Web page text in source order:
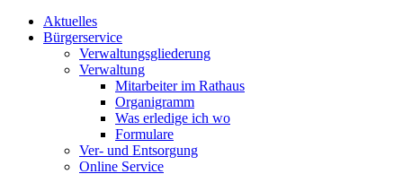
Aktuelles
Bürgerservice
Verwaltungsgliederung
Verwaltung
Mitarbeiter im Rathaus
Organigramm
Was erledige ich wo
Formulare
Ver- und Entsorgung
Online Service